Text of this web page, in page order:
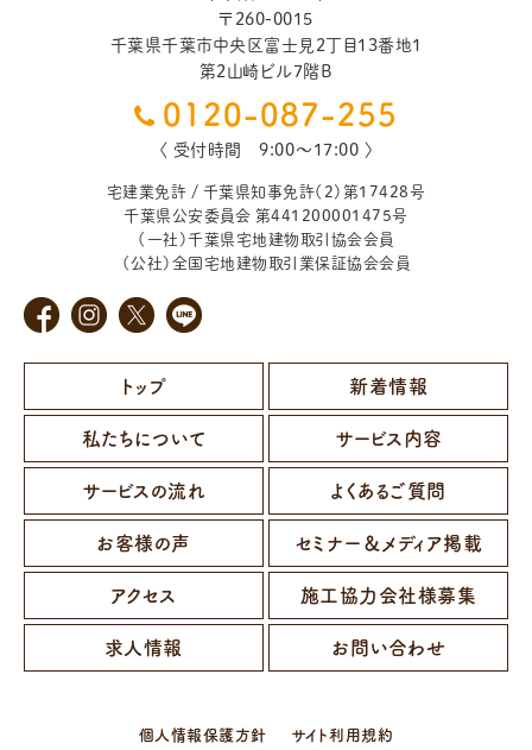
〒 260-0015
千葉県千葉市中央区富士見2丁目13番地1
第2山崎ビル7階B
0120-087-255
〈 受付時間 9:00〜17:00 〉
宅建業免許 / 千葉県知事免許（2）第17428号
千葉県公安委員会 第441200001475号
（一社）千葉県宅地建物取引協会会員
（公社）全国宅地建物取引業保証協会会員
トップ 新着情報
私たちについて サービス内容
サービスの流れ よくあるご質問
お客様の声 セミナー＆メディア掲載
アクセス 施工協力会社様募集
求人情報 お問い合わせ
個人情報保護方針 サイト利用規約